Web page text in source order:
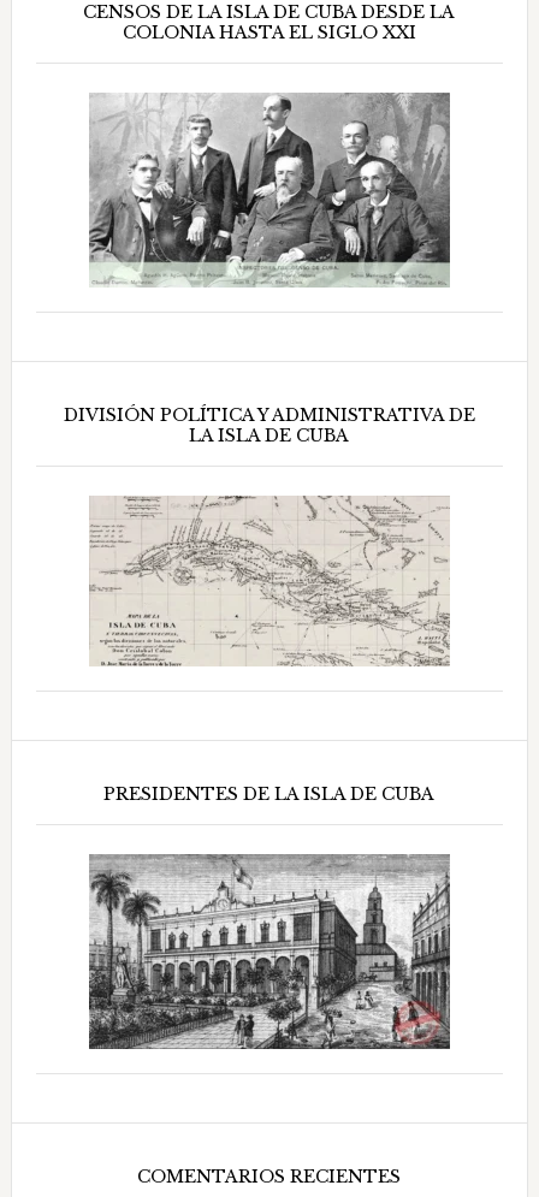
CENSOS DE LA ISLA DE CUBA DESDE LA
COLONIA HASTA EL SIGLO XXI
DIVISIÓN POLÍTICA Y ADMINISTRATIVA DE
LA ISLA DE CUBA
PRESIDENTES DE LA ISLA DE CUBA
COMENTARIOS RECIENTES